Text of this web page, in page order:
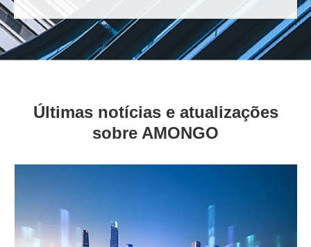
Últimas notícias e atualizações
sobre AMONGO